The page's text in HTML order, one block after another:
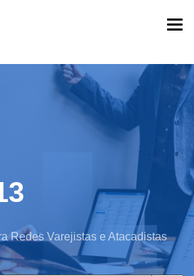
Redes Varejistas e Atacadistas